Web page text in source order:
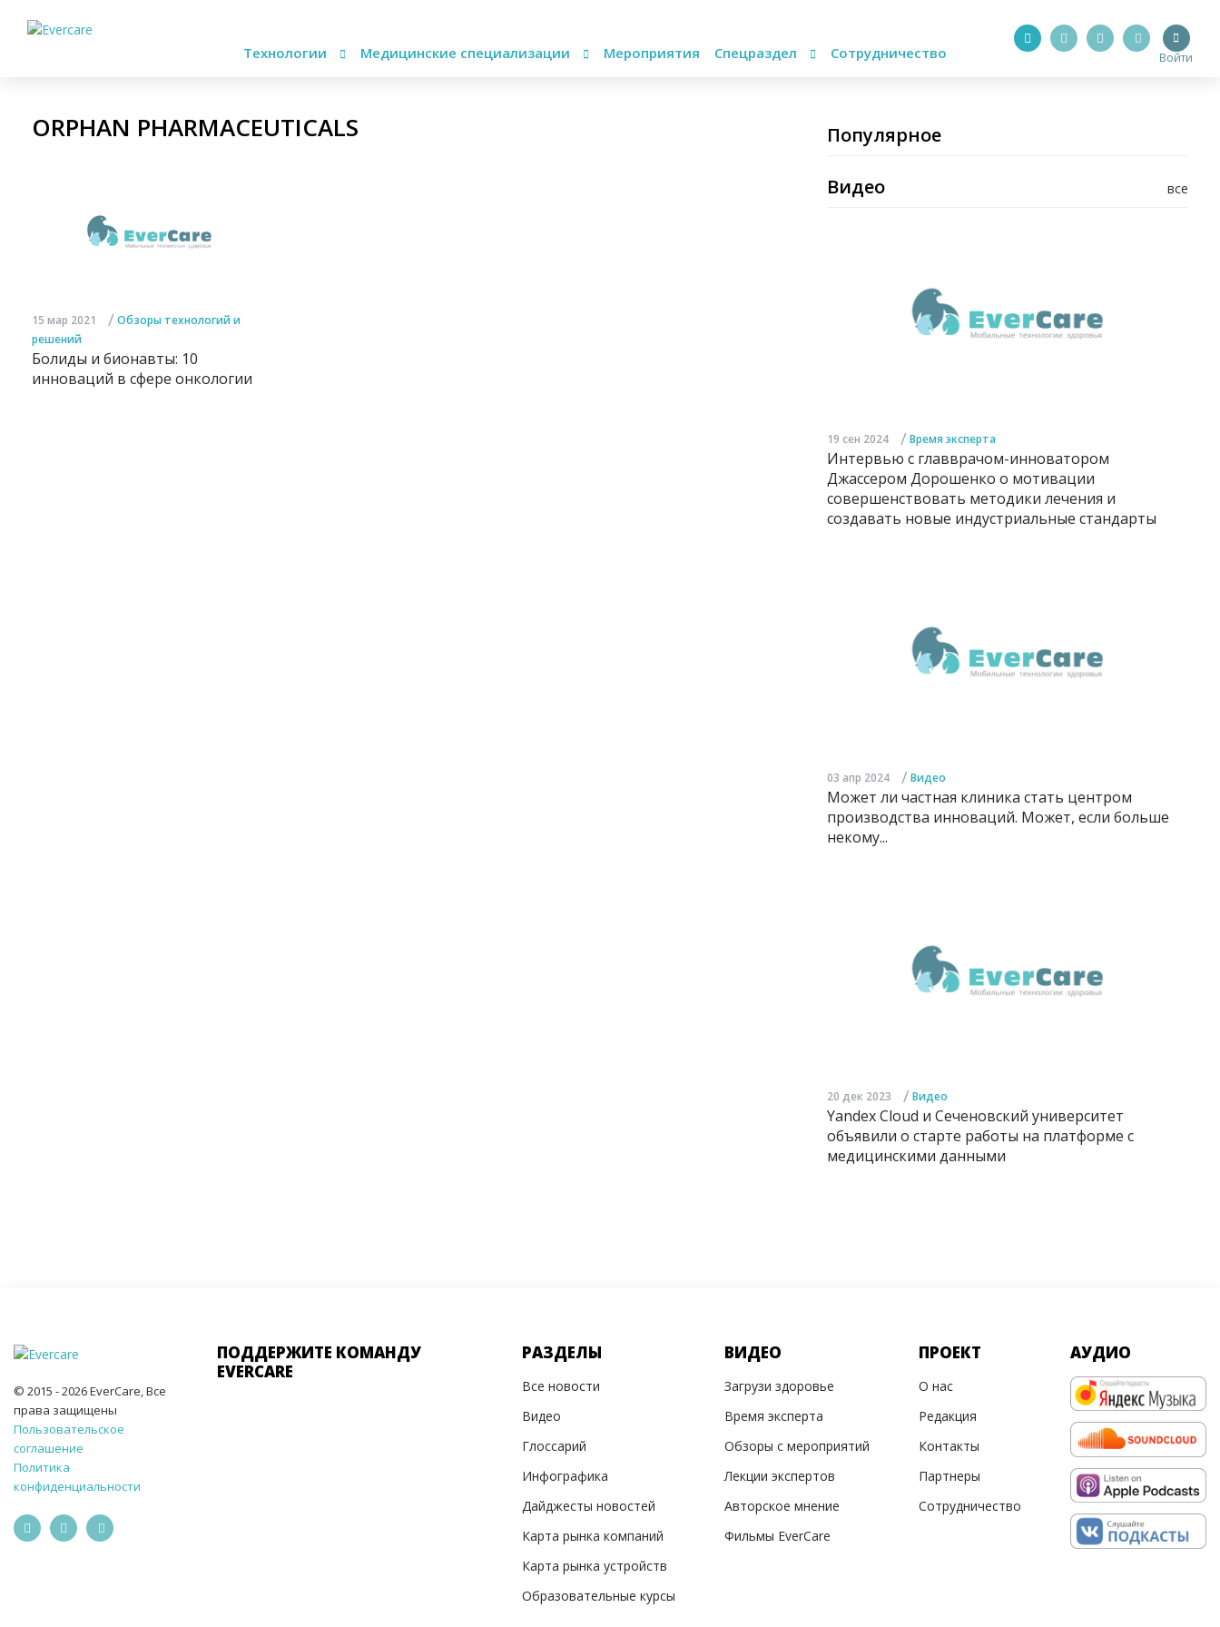
Технологии Медицинские специализации Мероприятия Спецраздел Сотрудничество Войти
ORPHAN PHARMACEUTICALS
15 мар 2021 / Обзоры технологий и
решений
Болиды и бионавты: 10
инноваций в сфере онкологии
Популярное
все
Видео
19 сен 2024 / Время эксперта
Интервью с главврачом-инноватором
Джассером Дорошенко о мотивации
совершенствовать методики лечения и
создавать новые индустриальные стандарты
03 апр 2024 / Видео
Может ли частная клиника стать центром
производства инноваций. Может, если больше
некому...
20 дек 2023 / Видео
Yandex Cloud и Сеченовский университет
объявили о старте работы на платформе с
медицинскими данными
© 2015 - 2026 EverCare, Все
права защищены
Пользовательское
соглашение
Политика
конфиденциальности
ПОДДЕРЖИТЕ КОМАНДУ
EVERCARE
РАЗДЕЛЫ
Все новости
Видео
Глоссарий
Инфографика
Дайджесты новостей
Карта рынка компаний
Карта рынка устройств
Образовательные курсы
ВИДЕО
Загрузи здоровье
Время эксперта
Обзоры с мероприятий
Лекции экспертов
Авторское мнение
Фильмы EverCare
ПРОЕКТ
О нас
Редакция
Контакты
Партнеры
Сотрудничество
АУДИО